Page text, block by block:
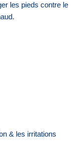
les pieds contre le
& les irritations